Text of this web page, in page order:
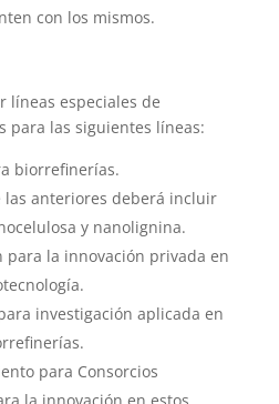
con los mismos.
líneas especiales de
para las siguientes líneas:
biorrefinerías.
las anteriores deberá incluir
y nanolignina.
para la innovación privada en
investigación aplicada en
para Consorcios
la innovación en estos